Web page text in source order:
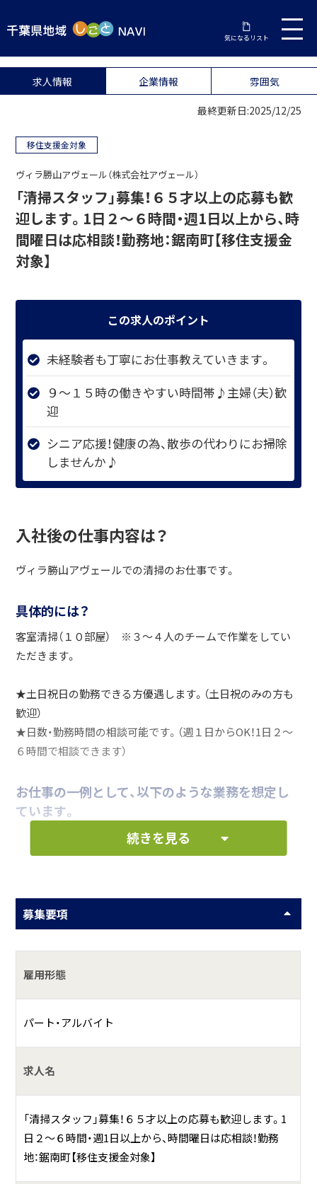
気になるリスト
求人情報 企業情報 雰囲気
最終更新日:2025/12/25
移住支援金対象
ヴィラ勝山アヴェール（株式会社アヴェール）
「清掃スタッフ」募集！６５才以上の応募も歓
迎します。1日２～６時間・週1日以上から、時
間曜日は応相談！勤務地：鋸南町【移住支援金
対象】
この求人のポイント
未経験者も丁寧にお仕事教えていきます。
９～１５時の働きやすい時間帯♪主婦（夫）歓
迎
シニア応援！健康の為、散歩の代わりにお掃除
しませんか♪
入社後の仕事内容は？
ヴィラ勝山アヴェールでの清掃のお仕事です。
具体的には？
客室清掃（１０部屋） ※３～４人のチームで作業をしてい
ただきます。
★土日祝日の勤務できる方優遇します。（土日祝のみの方も
歓迎）
★日数・勤務時間の相談可能です。（週１日からOK！1日２～
６時間で相談できます）
お仕事の一例として、以下のような業務を想定し
ています。
清掃業務等
何をしている会社？
具体的には？
都会的なリゾートホテルとは違い、家庭的で温かい接客サー
ビスと都会では味わえない自然の中で時間を忘れてくつろ
げるペンションを目指しています。
続きを見る
募集要項
雇用形態
パート・アルバイト
求人名
「清掃スタッフ」募集！６５才以上の応募も歓迎します。1
日２～６時間・週1日以上から、時間曜日は応相談！勤務
地：鋸南町【移住支援金対象】